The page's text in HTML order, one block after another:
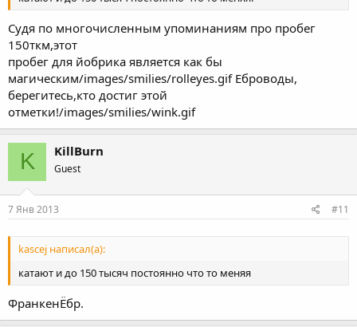
Судя по многочисленным упоминаниям про пробег
150ткм,этот
пробег для йобрика является как бы
магическим/images/smilies/rolleyes.gif Еброводы,
берегитесь,кто достиг этой
отметки!/images/smilies/wink.gif
K KillBurn
Guest
7 Янв 2013 #11
kascej написал(а):
катают и до 150 тысяч постоянно что то меняя
ФранкенЁбр.